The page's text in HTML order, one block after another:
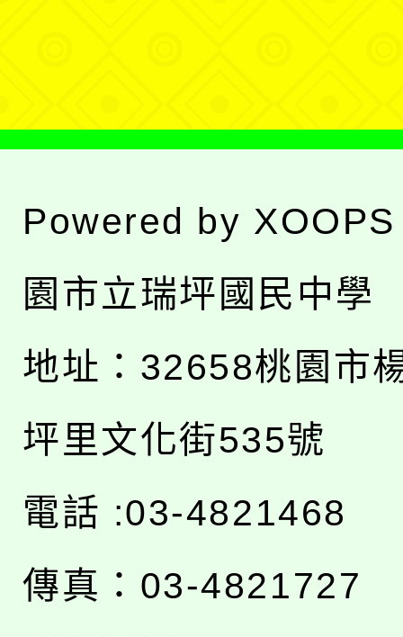
Powered by XOOPS
園市立瑞坪國民中學
地址： 32658桃園市
坪里文化街535號
電話 :03-4821468
傳真：03-4821727